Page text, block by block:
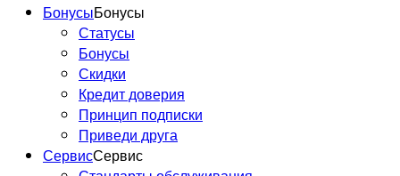
Цифровые советы
Метрофана — выпуск № 37
БонусыБонусы
Статусы
Бонусы
Скидки
Кредит доверия
Принцип подписки
Приведи друга
СервисСервис